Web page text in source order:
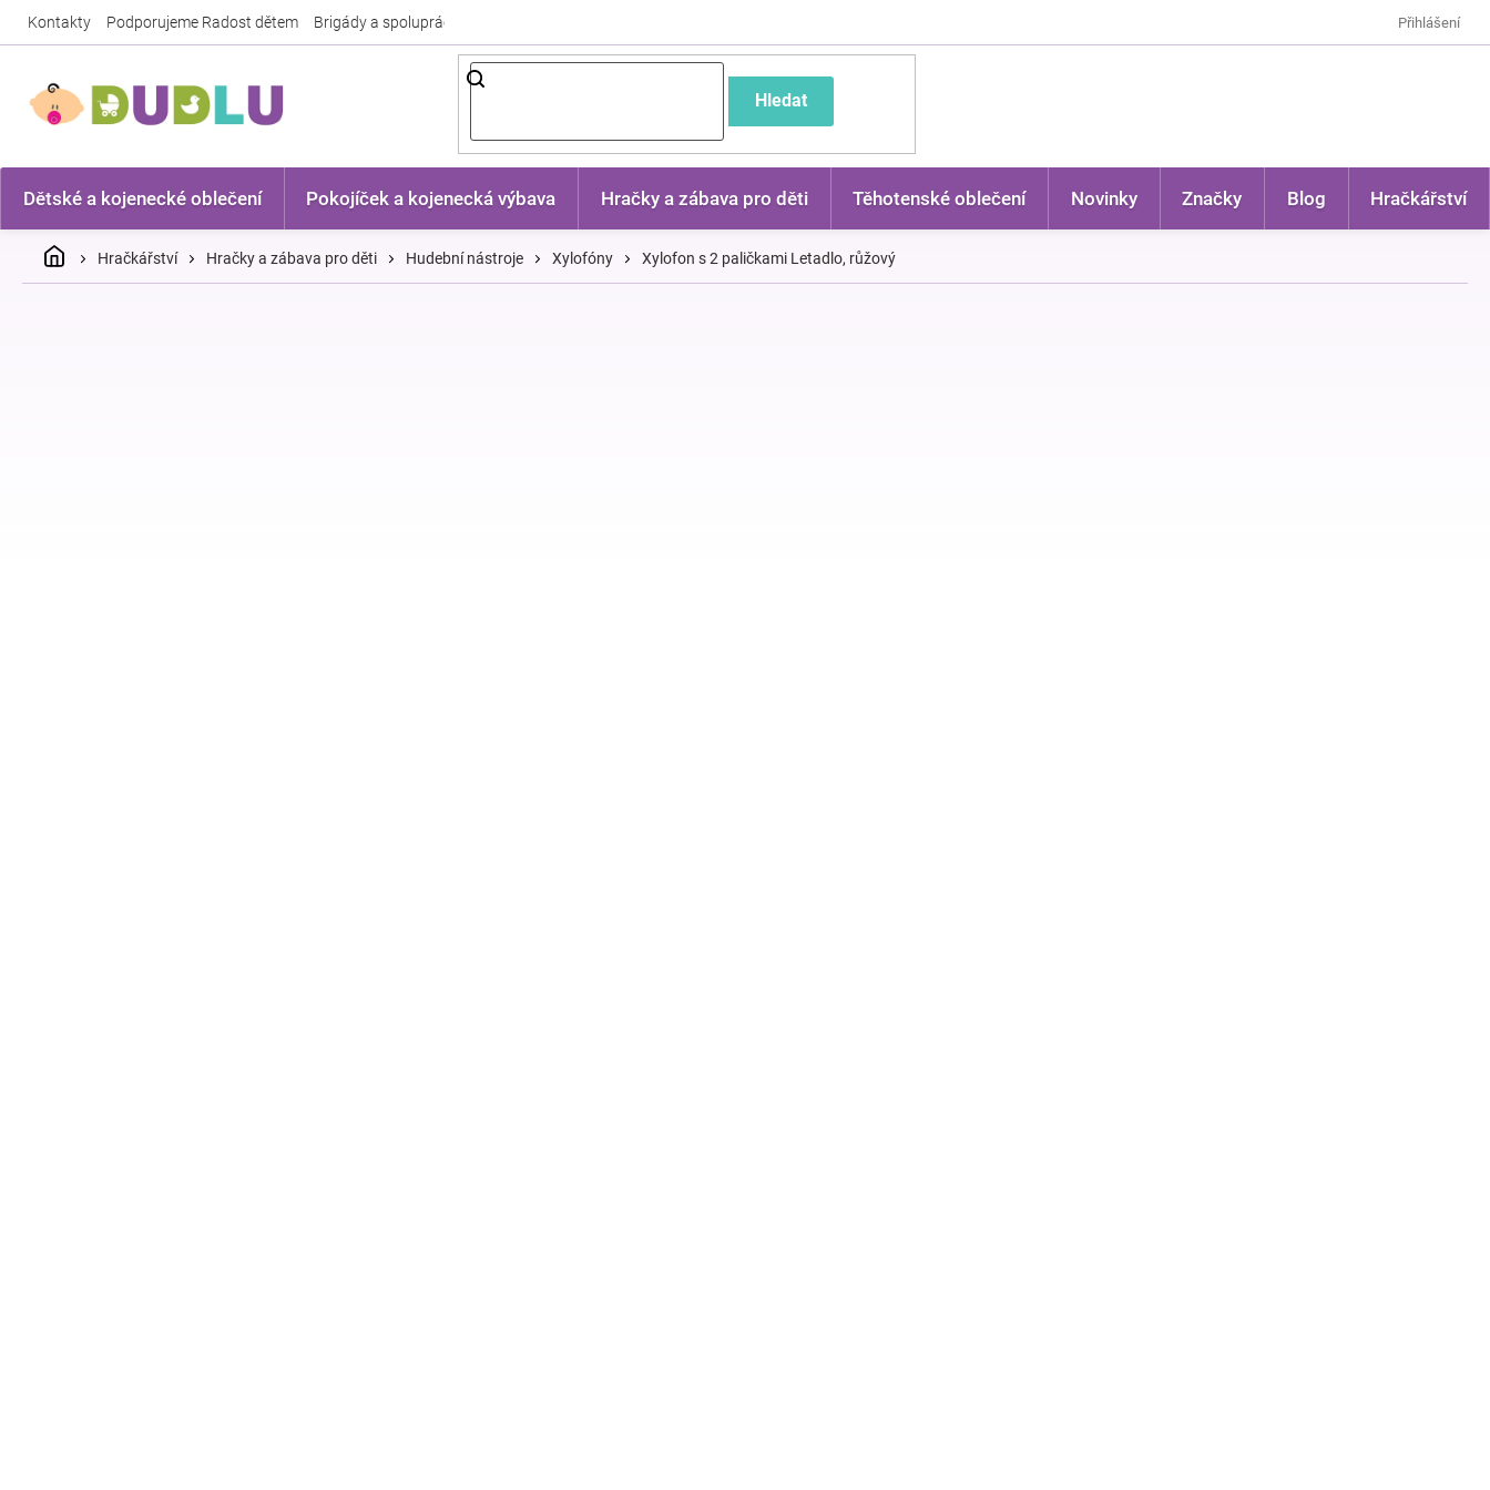
Kontakty Podporujeme Radost dětem Brigády a spolupráce Přihlášení
Hledat
Dětské a kojenecké oblečení Pokojíček a kojenecká výbava Hračky a zábava pro děti Těhotenské oblečení Novinky Značky Blog Hračkářství
DomůHračkářství Hračky a zábava pro děti Hudební nástroje Xylofóny Xylofon s 2 paličkami Letadlo, růžový